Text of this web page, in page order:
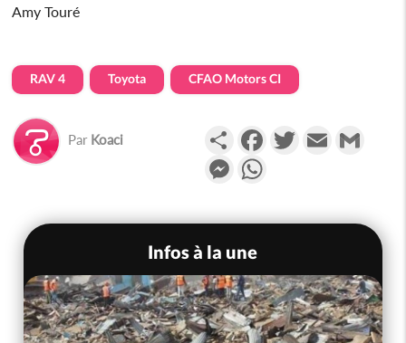
Amy Touré
RAV 4 Toyota CFAO Motors CI
Par Koaci PartagerFacebookTwitterEmail
Messenger
Infos à la une